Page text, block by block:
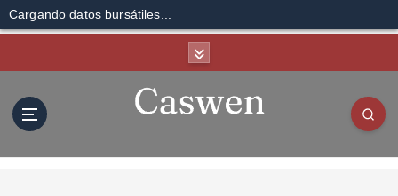
Cargando datos bursátiles...